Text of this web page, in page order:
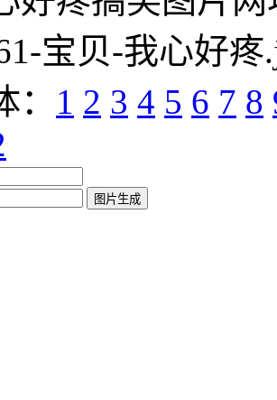
宝贝-我心好疼
1 2 3 4 5 6 7 8